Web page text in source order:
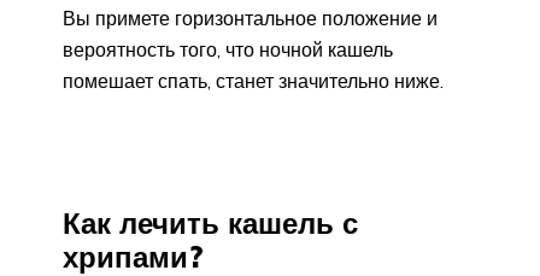
Вы примете горизонтальное положение и
вероятность того, что ночной кашель
помешает спать, станет значительно ниже.
Как лечить кашель с
хрипами?